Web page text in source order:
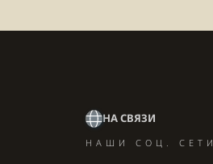
НА СВЯЗИ
НАШИ СОЦ. СЕТИ